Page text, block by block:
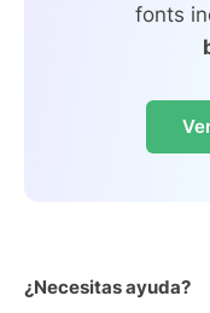
fonts
¿Necesitas ayuda?